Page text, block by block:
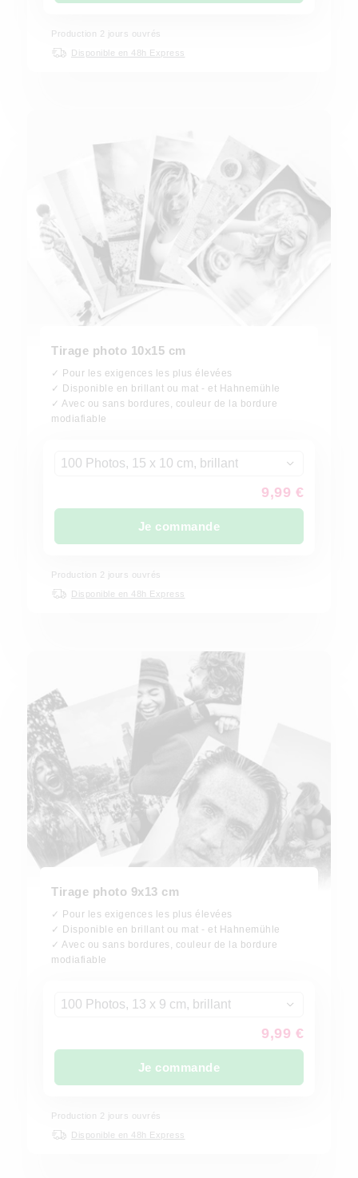
Production 2 jours ouvrés
Disponible en 48h Express
Tirage photo 10x15 cm
✓ Pour les exigences les plus élevées
✓ Disponible en brillant ou mat - et Hahnemühle
✓ Avec ou sans bordures, couleur de la bordure
modiafiable
100 Photos, 15 x 10 cm, brillant
9,99 €
Je commande
Production 2 jours ouvrés
Disponible en 48h Express
Tirage photo 9x13 cm
✓ Pour les exigences les plus élevées
✓ Disponible en brillant ou mat - et Hahnemühle
✓ Avec ou sans bordures, couleur de la bordure
modiafiable
100 Photos, 13 x 9 cm, brillant
9,99 €
Je commande
Production 2 jours ouvrés
Disponible en 48h Express